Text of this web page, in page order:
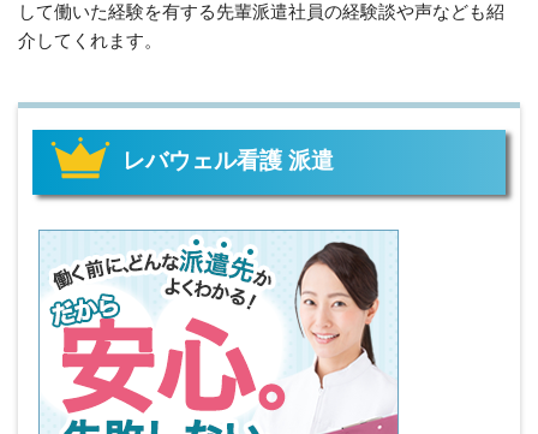
して働いた経験を有する先輩派遣社員の経験談や声なども紹
介してくれます。
レバウェル看護 派遣